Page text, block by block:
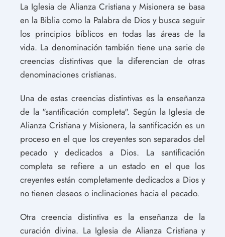
La Iglesia de Alianza Cristiana y Misionera se basa
en la Biblia como la Palabra de Dios y busca seguir
los principios bíblicos en todas las áreas de la
vida. La denominación también tiene una serie de
creencias distintivas que la diferencian de otras
denominaciones cristianas.
Una de estas creencias distintivas es la enseñanza
de la "santificación completa". Según la Iglesia de
Alianza Cristiana y Misionera, la santificación es un
proceso en el que los creyentes son separados del
pecado y dedicados a Dios. La santificación
completa se refiere a un estado en el que los
creyentes están completamente dedicados a Dios y
no tienen deseos o inclinaciones hacia el pecado.
Otra creencia distintiva es la enseñanza de la
curación divina. La Iglesia de Alianza Cristiana y